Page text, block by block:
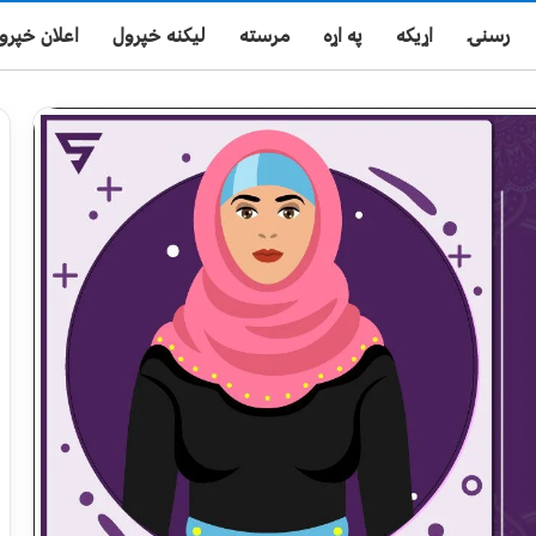
رسنۍ اړیکه په اړه مرسته لیکنه خپرول اعلان